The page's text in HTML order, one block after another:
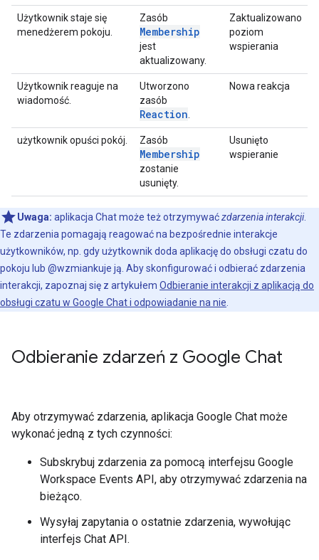
Użytkownik staje się
menedżerem pokoju.
Zasób
Membership
jest
aktualizowany.
Zaktualizowano
poziom
wspierania
Użytkownik reaguje na
wiadomość.
Utworzono
zasób
Reaction.
Nowa reakcja
użytkownik opuści pokój. Zasób
Membership
zostanie
usunięty.
Usunięto
wspieranie
Uwaga: aplikacja Chat może też otrzymywaćzdarzenia interakcji.
Te zdarzenia pomagają reagować na bezpośrednie interakcje
użytkowników, np. gdy użytkownik doda aplikację do obsługi czatu do
pokoju lub @wzmiankuje ją. Aby skonfigurować i odbierać zdarzenia
interakcji, zapoznaj się z artykułem Odbieranie interakcji z aplikacją do
obsługi czatu w Google Chat i odpowiadanie na nie.
Odbieranie zdarzeń z Google Chat
Aby otrzymywać zdarzenia, aplikacja Google Chat może
wykonać jedną z tych czynności:
Subskrybuj zdarzenia za pomocą interfejsu Google
Workspace Events API, aby otrzymywać zdarzenia na
bieżąco.
Wysyłaj zapytania o ostatnie zdarzenia, wywołując
interfejs Chat API.